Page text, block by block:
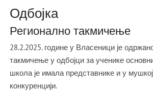
Одбојка
Регионално такмичење
28.2.2025. године у Власеници је
такмичење у одбојци за ученике
школа је имала представнике и у
конкуренцији.